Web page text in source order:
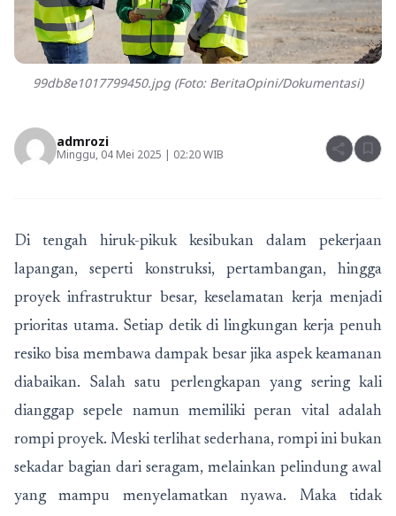
99db8e1017799450.jpg (Foto: BeritaOpini/Dokumentasi)
admrozi
Minggu, 04 Mei 2025 | 02:20 WIB share bookmark
Di tengah hiruk-pikuk kesibukan dalam pekerjaan
lapangan, seperti konstruksi, pertambangan, hingga
proyek infrastruktur besar, keselamatan kerja menjadi
prioritas utama. Setiap detik di lingkungan kerja penuh
resiko bisa membawa dampak besar jika aspek keamanan
diabaikan. Salah satu perlengkapan yang sering kali
dianggap sepele namun memiliki peran vital adalah
rompi proyek. Meski terlihat sederhana, rompi ini bukan
sekadar bagian dari seragam, melainkan pelindung awal
yang mampu menyelamatkan nyawa. Maka tidak